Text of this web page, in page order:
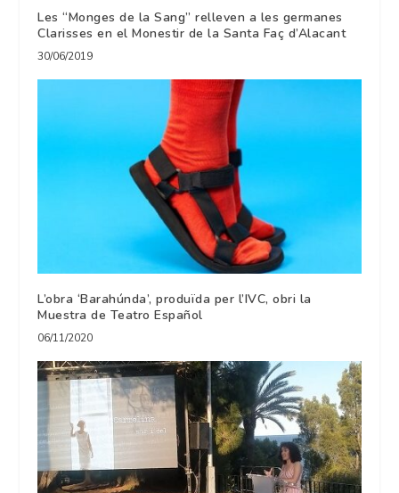
Les “Monges de la Sang” relleven a les germanes
Clarisses en el Monestir de la Santa Faç d’Alacant
30/06/2019
L’obra ‘Barahúnda’, produïda per l’IVC, obri la
Muestra de Teatro Español
06/11/2020